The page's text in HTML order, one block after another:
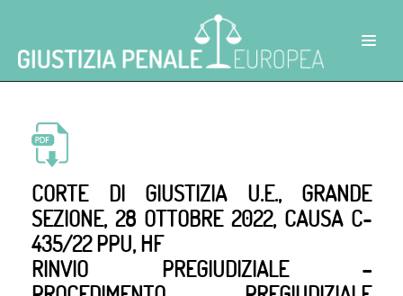
CORTE DI GIUSTIZIA U.E., GRANDE
SEZIONE, 28 OTTOBRE 2022, CAUSA C-
435/22 PPU, HF
RINVIO PREGIUDIZIALE –